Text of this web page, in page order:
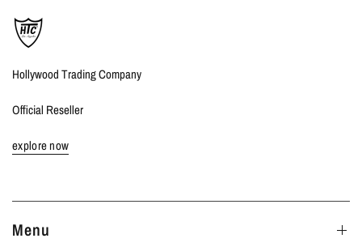
Hollywood Trading Company
Official Reseller
explore now
Menu